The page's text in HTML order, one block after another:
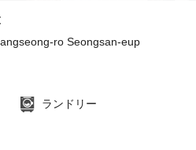
ro Seongsan-eup
ランドリー